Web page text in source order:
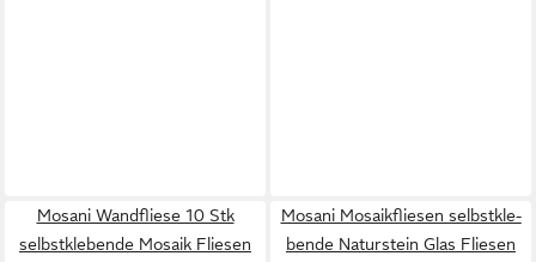
Mosani Wandfliese 10 Stk
selbstklebende Mosaik Fliesen
Mosani Mosaikfliesen selbst­kle­
bende Naturstein Glas Fliesen